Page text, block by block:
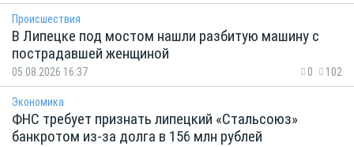
Происшествия
В Липецке под мостом нашли разбитую машину с
пострадавшей женщиной
05.08.2026 16:37 0 102
Экономика
ФНС требует признать липецкий «Стальсоюз»
банкротом из-за долга в 156 млн рублей